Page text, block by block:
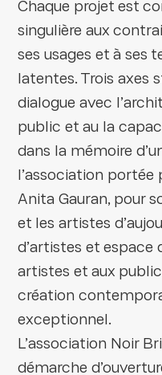
Chaque projet est
singulière aux
ses usages et à ses
latentes. Trois axes
dialogue avec
public et au la
dans la mémoire
l’association
Anita Gauran, pour
et les artistes
d’artistes et espace
artistes et aux
création
exceptionnel.
L’association Noir
démarche